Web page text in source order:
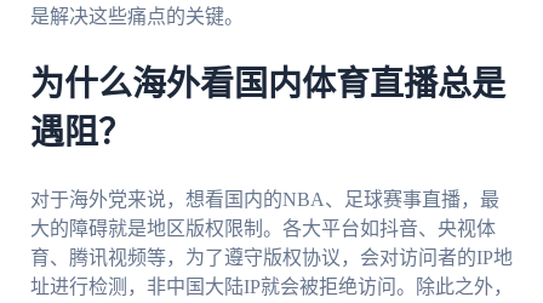
是解决这些痛点的关键。
为什么海外看国内体育直播总是
遇阻？
对于海外党来说，想看国内的NBA、足球赛事直播，最
大的障碍就是地区版权限制。各大平台如抖音、央视体
育、腾讯视频等，为了遵守版权协议，会对访问者的IP地
址进行检测，非中国大陆IP就会被拒绝访问。除此之外，